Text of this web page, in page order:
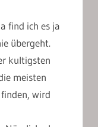
find ich es ja
übergeht.
kultigsten
meisten
wird